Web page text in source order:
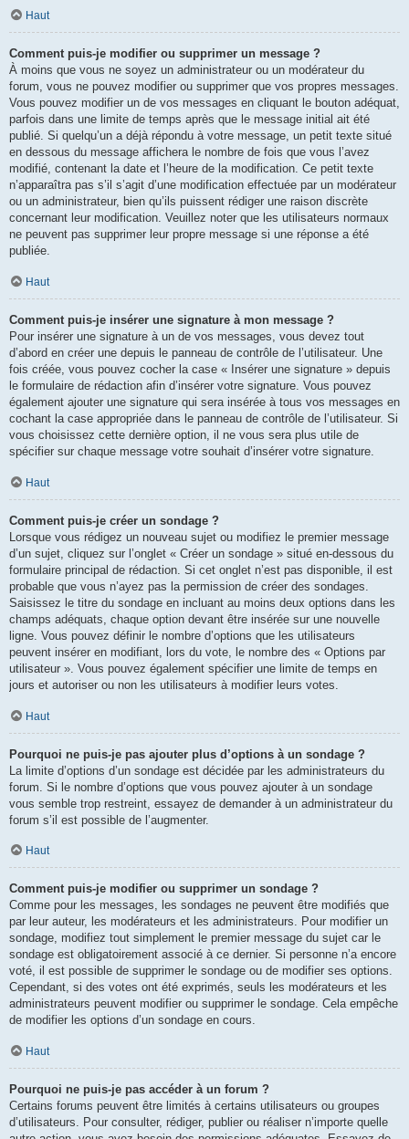
Haut
Comment puis-je modifier ou supprimer un message ?
À moins que vous ne soyez un administrateur ou un modérateur du
forum, vous ne pouvez modifier ou supprimer que vos propres messages.
Vous pouvez modifier un de vos messages en cliquant le bouton adéquat,
parfois dans une limite de temps après que le message initial ait été
publié. Si quelqu’un a déjà répondu à votre message, un petit texte situé
en dessous du message affichera le nombre de fois que vous l’avez
modifié, contenant la date et l’heure de la modification. Ce petit texte
n’apparaîtra pas s’il s’agit d’une modification effectuée par un modérateur
ou un administrateur, bien qu’ils puissent rédiger une raison discrète
concernant leur modification. Veuillez noter que les utilisateurs normaux
ne peuvent pas supprimer leur propre message si une réponse a été
publiée.
Haut
Comment puis-je insérer une signature à mon message ?
Pour insérer une signature à un de vos messages, vous devez tout
d’abord en créer une depuis le panneau de contrôle de l’utilisateur. Une
fois créée, vous pouvez cocher la case « Insérer une signature » depuis
le formulaire de rédaction afin d’insérer votre signature. Vous pouvez
également ajouter une signature qui sera insérée à tous vos messages en
cochant la case appropriée dans le panneau de contrôle de l’utilisateur. Si
vous choisissez cette dernière option, il ne vous sera plus utile de
spécifier sur chaque message votre souhait d’insérer votre signature.
Haut
Comment puis-je créer un sondage ?
Lorsque vous rédigez un nouveau sujet ou modifiez le premier message
d’un sujet, cliquez sur l’onglet « Créer un sondage » situé en-dessous du
formulaire principal de rédaction. Si cet onglet n’est pas disponible, il est
probable que vous n’ayez pas la permission de créer des sondages.
Saisissez le titre du sondage en incluant au moins deux options dans les
champs adéquats, chaque option devant être insérée sur une nouvelle
ligne. Vous pouvez définir le nombre d’options que les utilisateurs
peuvent insérer en modifiant, lors du vote, le nombre des « Options par
utilisateur ». Vous pouvez également spécifier une limite de temps en
jours et autoriser ou non les utilisateurs à modifier leurs votes.
Haut
Pourquoi ne puis-je pas ajouter plus d’options à un sondage ?
La limite d’options d’un sondage est décidée par les administrateurs du
forum. Si le nombre d’options que vous pouvez ajouter à un sondage
vous semble trop restreint, essayez de demander à un administrateur du
forum s’il est possible de l’augmenter.
Haut
Comment puis-je modifier ou supprimer un sondage ?
Comme pour les messages, les sondages ne peuvent être modifiés que
par leur auteur, les modérateurs et les administrateurs. Pour modifier un
sondage, modifiez tout simplement le premier message du sujet car le
sondage est obligatoirement associé à ce dernier. Si personne n’a encore
voté, il est possible de supprimer le sondage ou de modifier ses options.
Cependant, si des votes ont été exprimés, seuls les modérateurs et les
administrateurs peuvent modifier ou supprimer le sondage. Cela empêche
de modifier les options d’un sondage en cours.
Haut
Pourquoi ne puis-je pas accéder à un forum ?
Certains forums peuvent être limités à certains utilisateurs ou groupes
d’utilisateurs. Pour consulter, rédiger, publier ou réaliser n’importe quelle